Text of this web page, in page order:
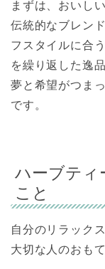
まずは、おいし
伝統的なブレン
フスタイルに合
を繰り返した逸
夢と希望がつま
です。
ハーブティ
こと
自分のリラック
大切な人のおも